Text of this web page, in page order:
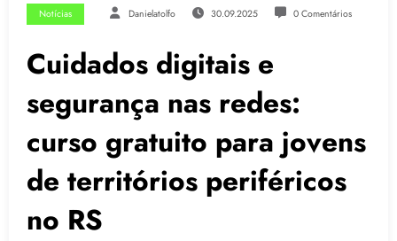
Notícias Danielatolfo 30.09.2025 0 Comentários
Cuidados digitais e
segurança nas redes:
curso gratuito para jovens
de territórios periféricos
no RS